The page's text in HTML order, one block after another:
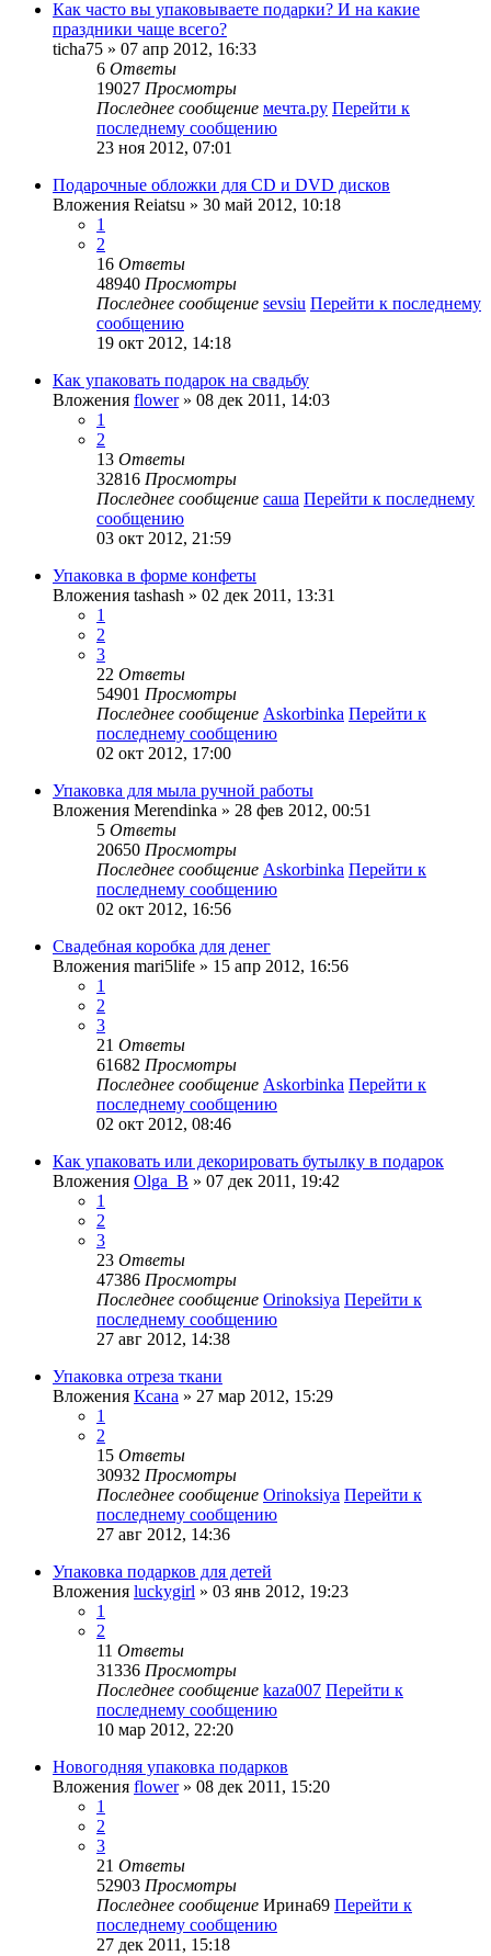
Как часто вы упаковываете подарки? И на какие
праздники чаще всего?
ticha75 » 07 апр 2012, 16:33
6 Ответы
19027 Просмотры
Последнее сообщение мечта.ру Перейти к
последнему сообщению
23 ноя 2012, 07:01
Подарочные обложки для CD и DVD дисков
Вложения Reiatsu » 30 май 2012, 10:18
1
2
16 Ответы
48940 Просмотры
Последнее сообщение sevsiu Перейти к последнему
сообщению
19 окт 2012, 14:18
Как упаковать подарок на свадьбу
Вложения flower» 08 дек 2011, 14:03
1
2
13 Ответы
32816 Просмотры
Последнее сообщение саша Перейти к последнему
сообщению
03 окт 2012, 21:59
Упаковка в форме конфеты
Вложения tashash » 02 дек 2011, 13:31
1
2
3
22 Ответы
54901 Просмотры
Последнее сообщение Askorbinka Перейти к
последнему сообщению
02 окт 2012, 17:00
Упаковка для мыла ручной работы
Вложения Merendinka » 28 фев 2012, 00:51
5 Ответы
20650 Просмотры
Последнее сообщение Askorbinka Перейти к
последнему сообщению
02 окт 2012, 16:56
Свадебная коробка для денег
Вложения mari5life » 15 апр 2012, 16:56
1
2
3
21 Ответы
61682 Просмотры
Последнее сообщение Askorbinka Перейти к
последнему сообщению
02 окт 2012, 08:46
Как упаковать или декорировать бутылку в подарок
Вложения Olga_B » 07 дек 2011, 19:42
1
2
3
23 Ответы
47386 Просмотры
Последнее сообщение Orinoksiya Перейти к
последнему сообщению
27 авг 2012, 14:38
Упаковка отреза ткани
Вложения Ксана » 27 мар 2012, 15:29
1
2
15 Ответы
30932 Просмотры
Последнее сообщение Orinoksiya Перейти к
последнему сообщению
27 авг 2012, 14:36
Упаковка подарков для детей
Вложения luckygirl » 03 янв 2012, 19:23
1
2
11 Ответы
31336 Просмотры
Последнее сообщение kaza007 Перейти к
последнему сообщению
10 мар 2012, 22:20
Новогодняя упаковка подарков
Вложения flower» 08 дек 2011, 15:20
1
2
3
21 Ответы
52903 Просмотры
Последнее сообщение Ирина69 Перейти к
последнему сообщению
27 дек 2011, 15:18